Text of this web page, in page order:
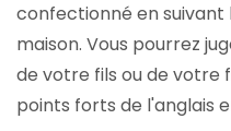
confectionné en
maison. Vous pourrez
de votre fils ou de votre
points forts de l'anglais